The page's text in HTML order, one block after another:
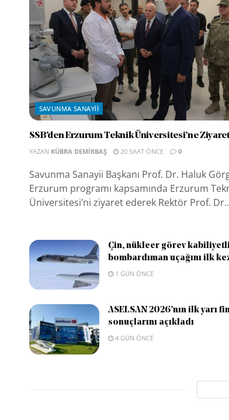
SAVUNMA SANAYII
SSB’den Erzurum Teknik Üniversitesi’ne
YAZAN KÜBRA DEMIRBAŞ 20 SAAT ÖNCE 0
Savunma Sanayii Başkanı Prof. Dr. Haluk
Erzurum programı kapsamında Erzurum
Üniversitesi’ni ziyaret ederek Rektör Prof.
Çin, nükleer görev
bombardıman uçağını ilk
1 GÜN ÖNCE
ASELSAN 2026’nın ilk yarı
sonuçlarını açıkladı
4 GÜN ÖNCE